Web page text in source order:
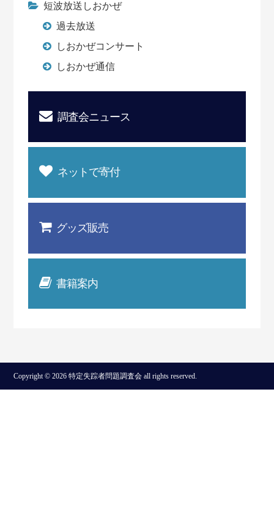
短波放送しおかぜ
過去放送
しおかぜコンサート
しおかぜ通信
調査会ニュース
ネットで寄付
グッズ販売
書籍案内
Copyright © 2026 特定失踪者問題調査会 all rights reserved.